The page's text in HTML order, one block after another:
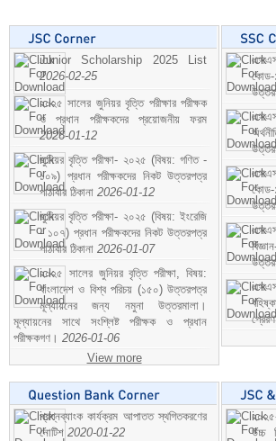
Junior Scholarship 2025 List
2026-02-25
২০২৫ সালের জুনিয়র বৃত্তি পরীক্ষার পরীক্ষক
ও প্রধান পরীক্ষকদের প্রয়োজনীয় ফরম
2026-01-12
জুনিয়র বৃত্তি পরীক্ষা- ২০২৫ (বিষয়: গণিত -
১০৯) প্রধান পরীক্ষকদের নিকট উত্তরপত্র
পাঠাবার ঠিকানা 2026-01-12
জুনিয়র বৃত্তি পরীক্ষা- ২০২৫ (বিষয়: ইংরেজি
- ১০৭) প্রধান পরীক্ষকদের নিকট উত্তরপত্র
পাঠাবার ঠিকানা 2026-01-07
২০২৫ সালের জুনিয়র বৃত্তি পরীক্ষা, বিষয়:
বাংলাদেশ ও বিশ্ব পরিচয় (১৫০) উত্তরপত্র
মূল্যায়নের জন্য নমুনা উত্তরমালা।
মূল্যায়নের সাথে সংশ্লিষ্ট পরীক্ষক ও প্রধান
পরীক্ষকগণ। 2026-01-06
View more
প্রশ্নব্যাংক কার্যক্রম আপাতত স্থগিতকরণের
নোটিশ 2020-01-22
উচ্চ